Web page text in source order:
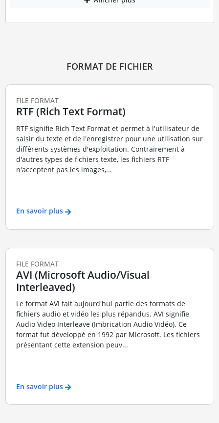
FORMAT DE FICHIER
FILE FORMAT
RTF (Rich Text Format)
RTF signifie Rich Text Format et permet à l'utilisateur de
saisir du texte et de l'enregistrer pour une utilisation sur
différents systèmes d'exploitation. Contrairement à
d'autres types de fichiers texte, les fichiers RTF
n'acceptent pas les images,...
En savoir plus
FILE FORMAT
AVI (Microsoft Audio/Visual
Interleaved)
Le format AVI fait aujourd'hui partie des formats de
fichiers audio et vidéo les plus répandus. AVI signifie
Audio Video Interleave (Imbrication Audio Vidéo). Ce
format fut développé en 1992 par Microsoft. Les fichiers
présentant cette extension peuv...
En savoir plus